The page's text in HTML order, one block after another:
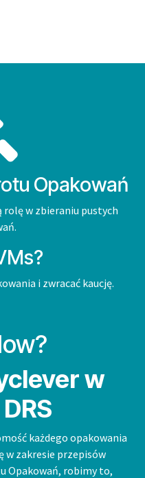
Opakowań
w zbieraniu pustych
i zwracać kaucję.
w
każdego opakowania
w zakresie przepisów
Opakowań, robimy to,